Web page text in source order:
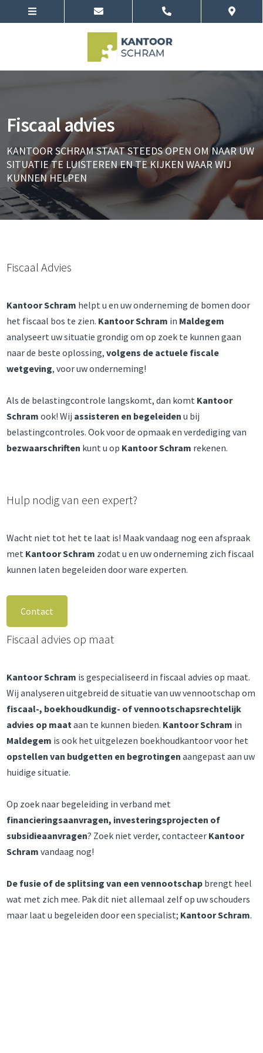
Fiscaal advies
KANTOOR SCHRAM STAAT STEEDS OPEN OM NAAR UW
SITUATIE TE LUISTEREN EN TE KIJKEN WAAR WIJ
KUNNEN HELPEN
Fiscaal Advies
Kantoor Schram helpt u en uw onderneming de bomen door
het fiscaal bos te zien. Kantoor Schram in Maldegem
analyseert uw situatie grondig om op zoek te kunnen gaan
naar de beste oplossing,volgens de actuele fiscale
wetgeving, voor uw onderneming!
Als de belastingcontrole langskomt, dan komt Kantoor
Schram ook! Wij assisteren en begeleiden u bij
belastingcontroles. Ook voor de opmaak en verdediging van
bezwaarschriften kunt u op Kantoor Schram rekenen.
Hulp nodig van een expert?
Wacht niet tot het te laat is! Maak vandaag nog een afspraak
met Kantoor Schram zodat u en uw onderneming zich fiscaal
kunnen laten begeleiden door ware experten.
Contact
Fiscaal advies op maat
Kantoor Schram is gespecialiseerd in fiscaal advies op maat.
Wij analyseren uitgebreid de situatie van uw vennootschap om
fiscaal-, boekhoudkundig- of vennootschapsrechtelijk
advies op maat aan te kunnen bieden. Kantoor Schram in
Maldegem is ook het uitgelezen boekhoudkantoor voor het
opstellen van budgetten en begrotingen aangepast aan uw
huidige situatie.
Op zoek naar begeleiding in verband met
financieringsaanvragen, investeringsprojecten of
subsidieaanvragen? Zoek niet verder, contacteer Kantoor
Schram vandaag nog!
De fusie of de splitsing van een vennootschap brengt heel
wat met zich mee. Pak dit niet allemaal zelf op uw schouders
maar laat u begeleiden door een specialist; Kantoor Schram.